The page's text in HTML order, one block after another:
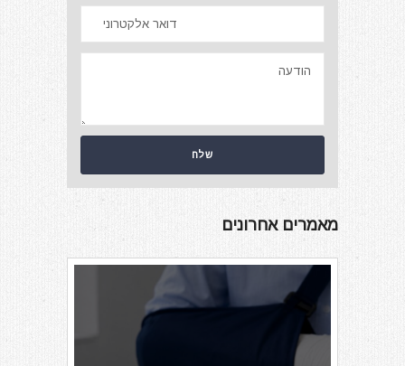
מאמרים אחרונים